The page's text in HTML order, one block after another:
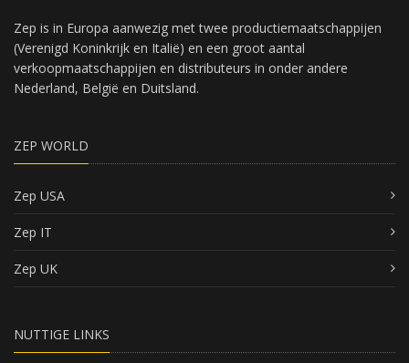
Zep is in Europa aanwezig met twee productiemaatschappijen
(Verenigd Koninkrijk en Italië) en een groot aantal
verkoopmaatschappijen en distributeurs in onder andere
Nederland, België en Duitsland.
ZEP WORLD
Zep USA
Zep IT
Zep UK
NUTTIGE LINKS